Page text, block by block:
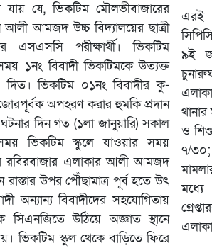
যায় যে, ভিকটিম মৌলভীবাজারের
আমজদ উচ্চ বিদ্যালয়ের ছাত্রী
পরীক্ষার্থী। ভিকটিম
সময় ১নং বিবাদী ভিকটিমকে উত্যক্ত
ভিকটিম ০১নং বিবাদীর কু-
জোরপূর্বক অপহরণ করার হুমকি প্রদান
দিন গত (১লা জানুয়ারি) সকাল
ভিকটিম স্কুলে যাওয়ার সময়
রবিরবাজার এলাকার আলী আমজদ
রাস্তার উপর পৌঁছামাত্র পূর্ব হতে উৎ
অন্যান্য বিবাদীদের সহযোগিতায়
সিএনজিতে উঠিয়ে অজ্ঞাত স্থানে
ভিকটিম স্কুল থেকে বাড়িতে ফিরে
এরই
৯ই
ও
৭/৩০;
মধ্যে